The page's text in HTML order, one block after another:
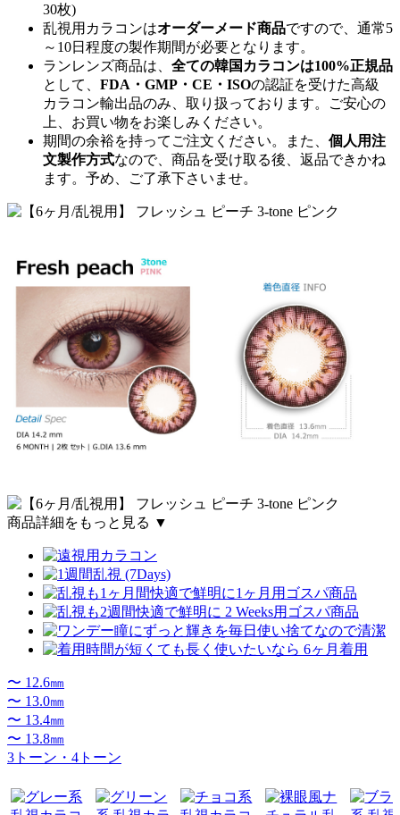
30枚)
乱視用カラコンはオーダーメード商品ですので、 通常5
～10日程度の製作期間が必要となります。
ランレンズ商品は、 全ての韓国カラコンは100%正規品
として、 FDA・GMP・CE・ISOの認証を受けた高級
カラコン輸出品のみ、取り扱っております。ご安心の
上、お買い物をお楽しみください。
期間の余裕を持ってご注文ください。また、 個人用注
文製作方式なので、商品を受け取る後、返品できかね
ます。予め、ご了承下さいませ。
商品詳細をもっと見る ▼
〜 12.6㎜
〜 13.0㎜
〜 13.4㎜
〜 13.8㎜
3トーン・4トーン